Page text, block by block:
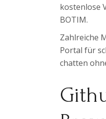
kostenlose
BOTIM.
Zahlreiche
Portal für
chatten